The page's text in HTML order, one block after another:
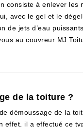
à enlever les
avec le gel et le
jets d’eau
au couvreur MJ
de la toiture ?
démoussage de la
il a effectué ce